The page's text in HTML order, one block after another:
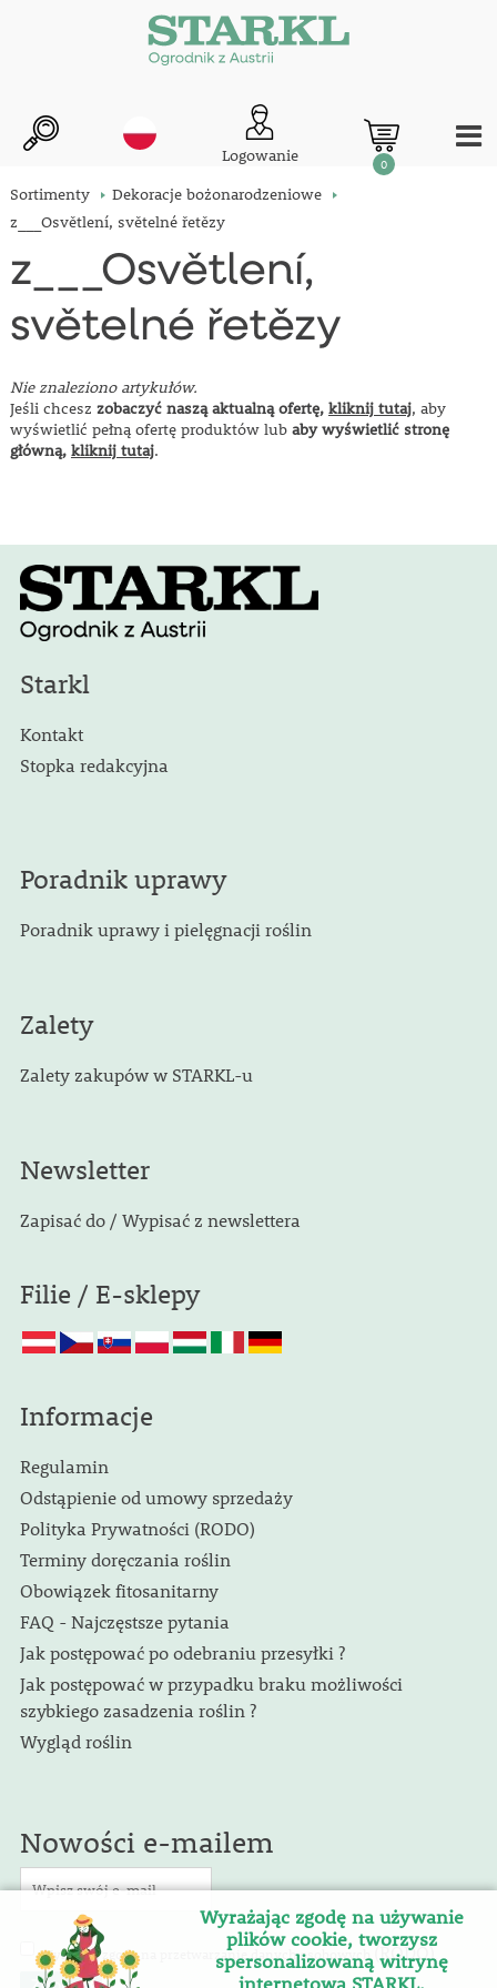
Logowanie 0
Sortimenty
Dekoracje bożonarodzeniowe
z___Osvětlení, světelné řetězy
z___Osvětlení,
světelné řetězy
Nie znaleziono artykułów.
Jeśli chcesz zobaczyć naszą aktualną ofertę, kliknij tutaj, aby
wyświetlić pełną ofertę produktów lub aby wyświetlić stronę
główną, kliknij tutaj.
Starkl
Kontakt
Stopka redakcyjna
Poradnik uprawy
Poradnik uprawy i pielęgnacji roślin
Zalety
Zalety zakupów w STARKL-u
Newsletter
Zapisać do / Wypisać z newslettera
Filie / E-sklepy
Informacje
Regulamin
Odstąpienie od umowy sprzedaży
Polityka Prywatności (RODO)
Terminy doręczania roślin
Obowiązek fitosanitarny
FAQ - Najczęstsze pytania
Jak postępować po odebraniu przesyłki ?
Jak postępować w przypadku braku możliwości
szybkiego zasadzenia roślin ?
Wygląd roślin
Nowości e-mailem
Wyrażam zgodę na przetwarzanie danych osobowych (RODO)
Wyrażając zgodę na używanie
plików cookie, tworzysz
spersonalizowaną witrynę